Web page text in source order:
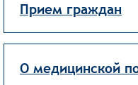
Прием граждан
О медицинской